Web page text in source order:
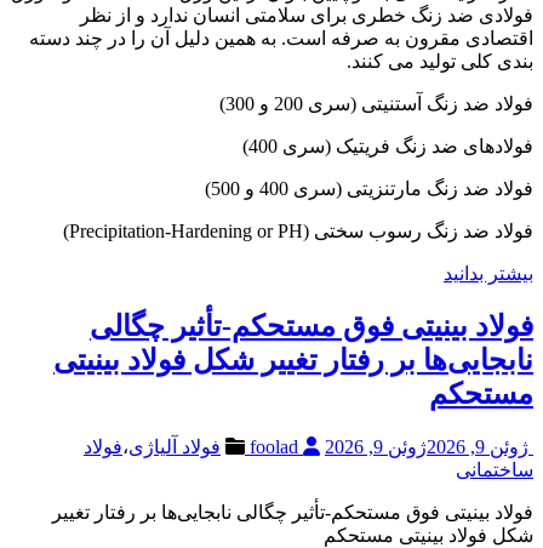
فولادی ضد زنگ خطری برای سلامتی انسان ندارد و از نظر
اقتصادی مقرون به صرفه است. به همین دلیل آن را در چند دسته
بندی کلی تولید می کنند.
فولاد ضد زنگ آستنیتی (سری 200 و 300)
فولادهای ضد زنگ فریتیک (سری 400)
فولاد ضد زنگ مارتنزیتی (سری 400 و 500)
فولاد ضد زنگ رسوب سختی (Precipitation-Hardening or PH)
بیشتر بدانید
فولاد بینیتی فوق مستحکم-تأثیر چگالی
نابجایی‌ها بر رفتار تغییر شکل فولاد بینیتی
مستحکم
ژوئن 9, 2026 ژوئن 9, 2026 فولاد آلیاژی،فولاد
ساختمانی
فولاد بینیتی فوق مستحکم-تأثیر چگالی نابجایی‌ها بر رفتار تغییر
شکل فولاد بینیتی مستحکم